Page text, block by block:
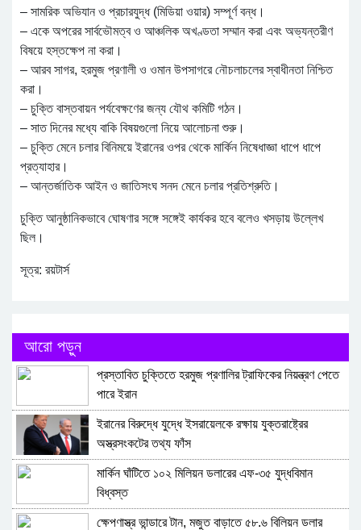
– সামরিক অভিযান ও প্রচারযুদ্ধ (মিডিয়া ওয়ার) সম্পূর্ণ বন্ধ।
– একে অপরের সার্বভৌমত্ব ও আঞ্চলিক অখণ্ডতা সম্মান করা এবং অভ্যন্তরীণ
বিষয়ে হস্তক্ষেপ না করা।
– আরব সাগর, হরমুজ প্রণালী ও ওমান উপসাগরে নৌচলাচলের স্বাধীনতা নিশ্চিত
করা।
– চুক্তি বাস্তবায়ন পর্যবেক্ষণের জন্য যৌথ কমিটি গঠন।
– সাত দিনের মধ্যে বাকি বিষয়গুলো নিয়ে আলোচনা শুরু।
– চুক্তি মেনে চলার বিনিময়ে ইরানের ওপর থেকে মার্কিন নিষেধাজ্ঞা ধাপে ধাপে
প্রত্যাহার।
– আন্তর্জাতিক আইন ও জাতিসংঘ সনদ মেনে চলার প্রতিশ্রুতি।
চুক্তি আনুষ্ঠানিকভাবে ঘোষণার সঙ্গে সঙ্গেই কার্যকর হবে বলেও খসড়ায় উল্লেখ
ছিল।
সূত্র: রয়টার্স
আরো পড়ুন
প্রস্তাবিত চুক্তিতে হরমুজ প্রণালির ট্রাফিকের নিয়ন্ত্রণ পেতে
পারে ইরান
ইরানের বিরুদ্ধে যুদ্ধে ইসরায়েলকে রক্ষায় যুক্তরাষ্ট্রের
অস্ত্রসংকটের তথ্য ফাঁস
মার্কিন ঘাঁটিতে ১০২ মিলিয়ন ডলারের এফ-৩৫ যুদ্ধবিমান
বিধ্বস্ত
ক্ষেপণাস্ত্র ভান্ডারে টান, মজুত বাড়াতে ৫৮.৬ বিলিয়ন ডলার